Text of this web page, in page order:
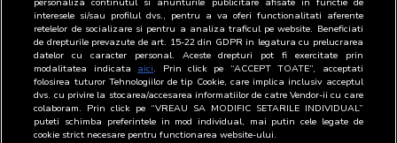
interesele si/sau profilul dvs., pentru a va oferi functionalitati aferente
retelelor de socializare si pentru a analiza traficul pe website. Beneficiati
de drepturile prevazute de art. 15-22 din GDPR in legatura cu prelucrarea
datelor cu caracter personal. Aceste drepturi pot fi exercitate prin
modalitatea indicata aici. Prin click pe “ACCEPT TOATE”, acceptati
folosirea tuturor Tehnologiilor de tip Cookie, care implica inclusiv acceptul
dvs. cu privire la stocarea/accesarea informatiilor de catre Vendor-ii cu care
colaboram. Prin click pe “VREAU SA MODIFIC SETARILE INDIVIDUAL”
puteti schimba preferintele in mod individual, mai putin cele legate de
cookie strict necesare pentru functionarea website-ului.